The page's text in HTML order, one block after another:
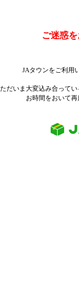
ご迷惑
JAタウンをご利用
ただいま大変込み合って
お時間をおいて